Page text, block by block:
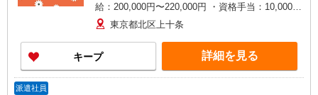
給：200,000円〜220,000円 ・資格手当：10,000〜
30,000円 ・役職手当：10,000〜70,000円 ・処遇改
善手当：20,000〜60,000円（勤続年数、保有資格
により変動） ・固定残業手当：20,000円（10時
間） ※固定残業時間を超過する場合には超過勤務
手当として別途支給 ・夜勤手当：10,000円/1回
東京都北区上十条
キープ 詳細を見る
派遣社員